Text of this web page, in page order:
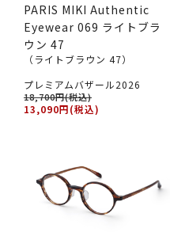
PARIS MIKI Authentic
Eyewear 069 ライトブラ
ウン 47
（ライトブラウン 47）
プレミアムバザール2026
18,700円(税込)
13,090円(税込)